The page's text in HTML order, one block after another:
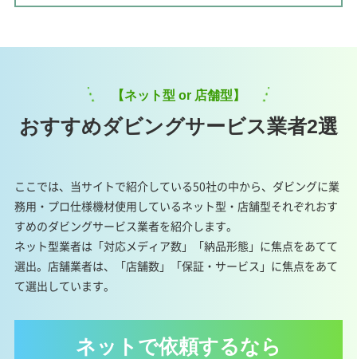
【ネット型 or 店舗型】
おすすめダビングサービス業者2選
ここでは、当サイトで紹介している50社の中から、ダビングに業
務用・プロ仕様機材使用しているネット型・店舗型それぞれおす
すめのダビングサービス業者を紹介します。
ネット型業者は「対応メディア数」「納品形態」に焦点をあてて
選出。店舗業者は、「店舗数」「保証・サービス」に焦点をあて
て選出しています。
ネットで依頼するなら